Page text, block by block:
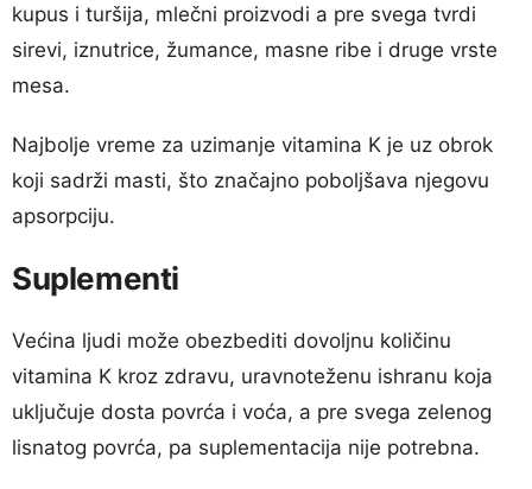
kupus i turšija, mlečni proizvodi a pre svega tvrdi
sirevi, iznutrice, žumance, masne ribe i druge vrste
mesa.
Najbolje vreme za uzimanje vitamina K je uz obrok
koji sadrži masti, što značajno poboljšava njegovu
apsorpciju.
Suplementi
Većina ljudi može obezbediti dovoljnu količinu
vitamina K kroz zdravu, uravnoteženu ishranu koja
uključuje dosta povrća i voća, a pre svega zelenog
lisnatog povrća, pa suplementacija nije potrebna.